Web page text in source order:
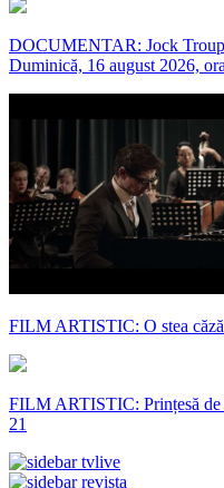
DOCUMENTAR: Jock Troup
Duminică, 16 august 2026,
FILM ARTISTIC: O stea
FILM ARTISTIC: Prințesă de
21